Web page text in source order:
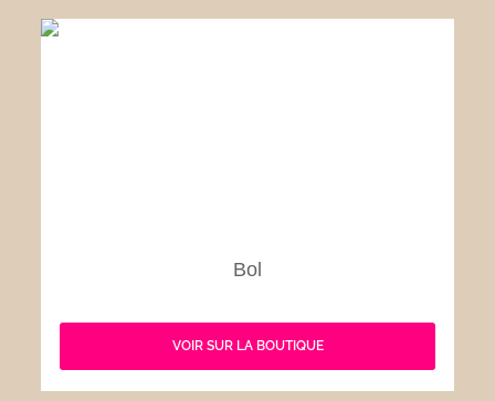
Bol
VOIR SUR LA BOUTIQUE